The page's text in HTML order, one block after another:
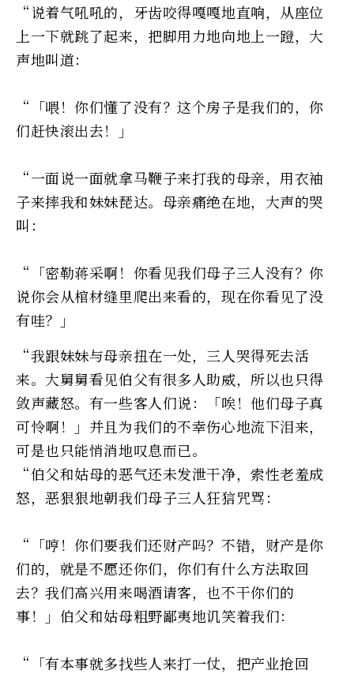
“说着气吼吼的，牙齿咬得嘎嘎地直响，从座位
上一下就跳了起来，把脚用力地向地上一蹬，大
声地叫道：
“「喂！你们懂了没有？这个房子是我们的，你
们赶快滚出去！」
“一面说一面就拿马鞭子来打我的母亲，用衣袖
子来摔我和妹妹琵达。母亲痛绝在地，大声的哭
叫：
“「密勒蒋采啊！你看见我们母子三人没有？你
说你会从棺材缝里爬出来看的，现在你看见了没
有哇？」
“我跟妹妹与母亲扭在一处，三人哭得死去活
来。大舅舅看见伯父有很多人助威，所以也只得
敛声藏怒。有一些客人们说：「唉！他们母子真
可怜啊！」并且为我们的不幸伤心地流下泪来，
可是也只能悄消地叹息而已。
“伯父和姑母的恶气还未发泄干净，索性老羞成
怒，恶狠狠地朝我们母子三人狂狺咒骂：
“「哼！你们要我们还财产吗？不错，财产是你
们的，就是不愿还你们，你们有什么方法取回
去？我们高兴用来喝酒请客，也不干你们的
事！」伯父和姑母粗野鄙夷地讥笑着我们：
“「有本事就多找些人来打一仗，把产业抢回